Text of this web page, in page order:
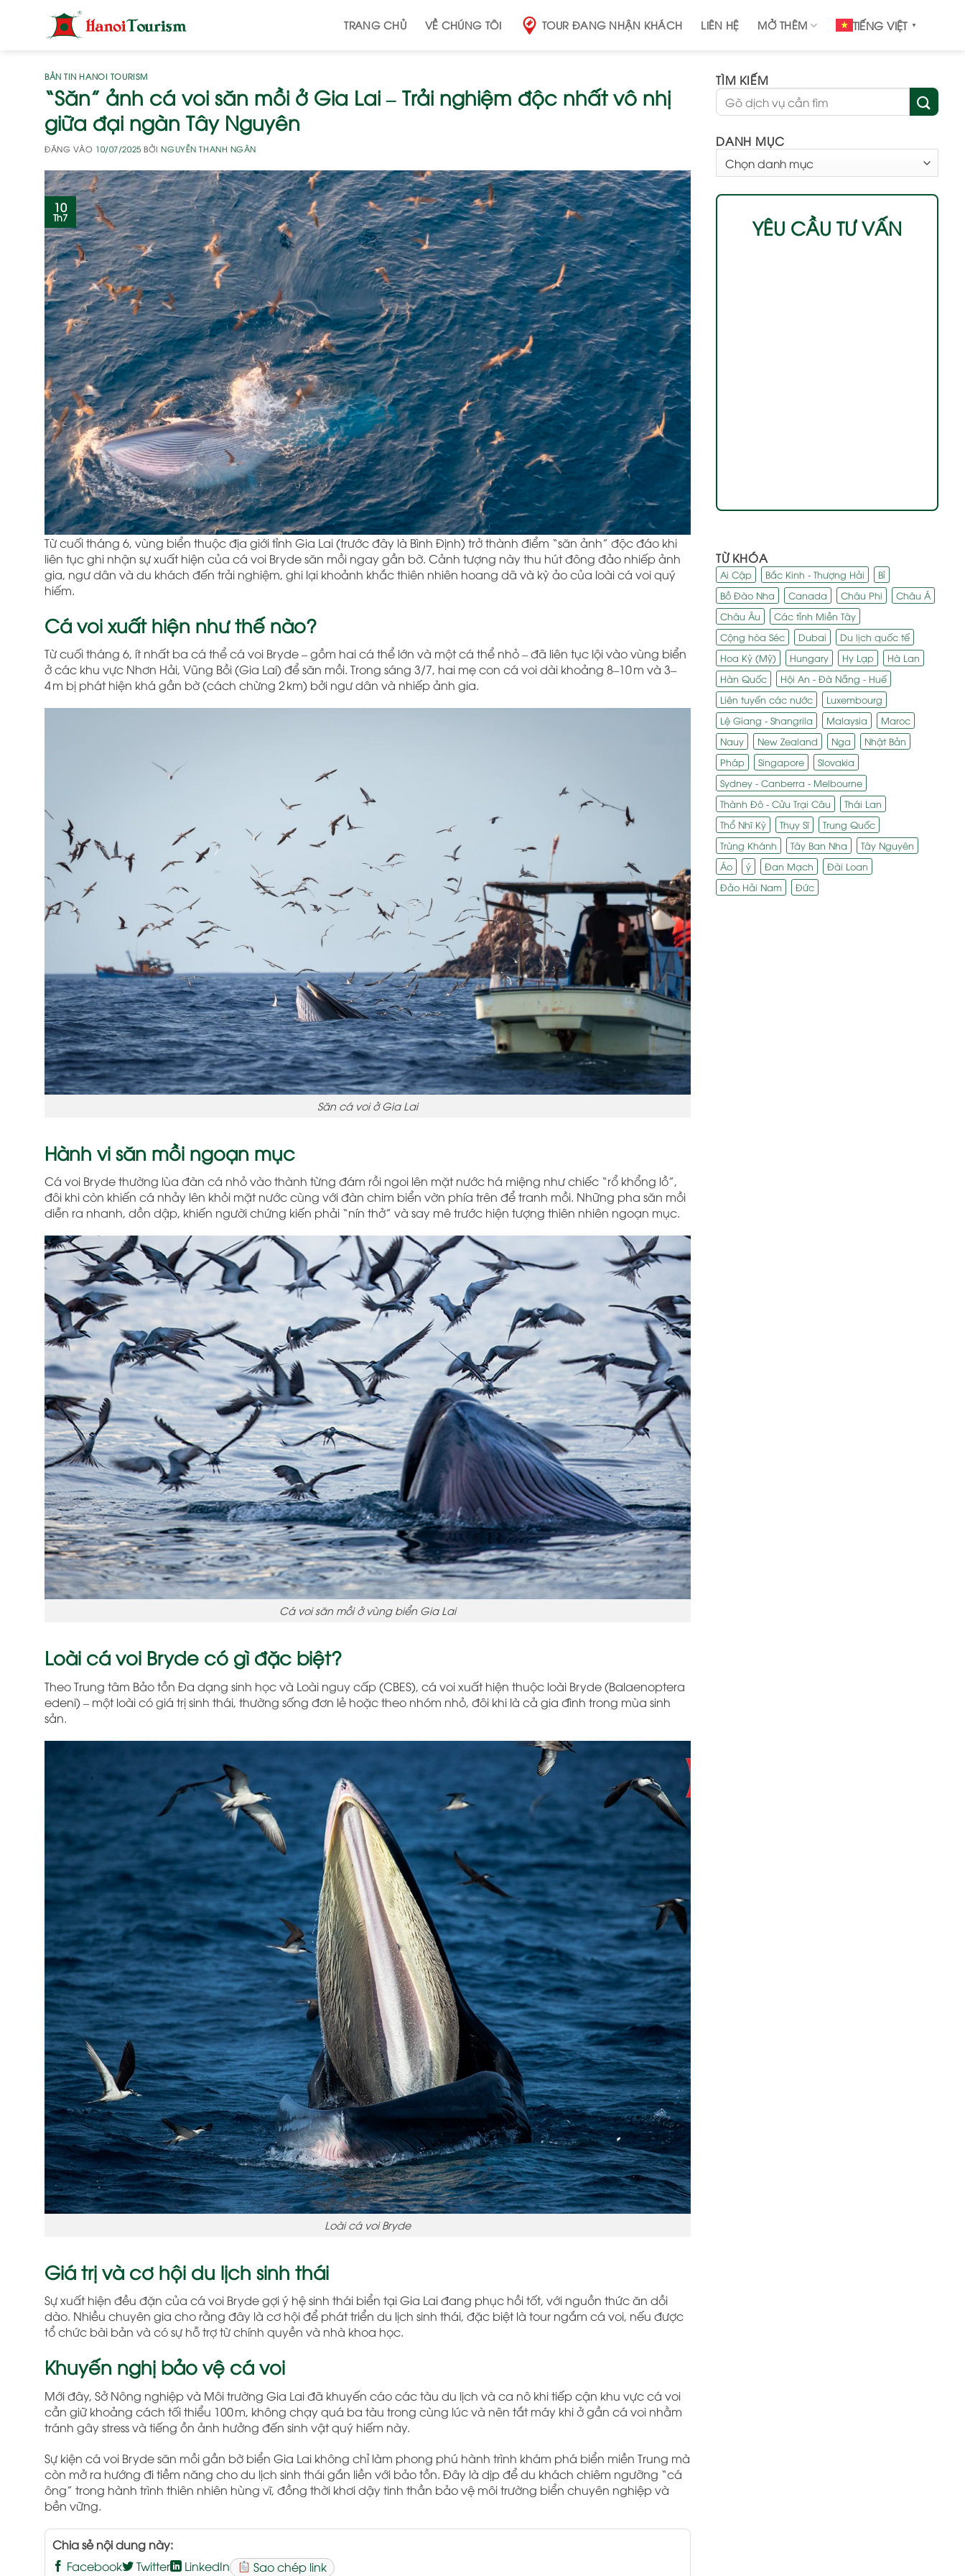
TRANG CHỦ VỀ CHÚNG TÔI TOUR ĐANG NHẬN KHÁCH LIÊN HỆ MỞ THÊM TIẾNG VIỆT ▼
BẢN TIN HANOI TOURISM
“Săn” ảnh cá voi săn mồi ở Gia Lai – Trải nghiệm độc nhất vô nhị
giữa đại ngàn Tây Nguyên
ĐĂNG VÀO 10/07/2025 BỞINGUYỄN THANH NGÂN
10
Th7
Từ cuối tháng 6, vùng biển thuộc địa giới tỉnh Gia Lai (trước đây là Bình Định) trở thành điểm “săn ảnh” độc đáo khi
liên tục ghi nhận sự xuất hiện của cá voi Bryde săn mồi ngay gần bờ. Cảnh tượng này thu hút đông đảo nhiếp ảnh
gia, ngư dân và du khách đến trải nghiệm, ghi lại khoảnh khắc thiên nhiên hoang dã và kỳ ảo của loài cá voi quý
hiếm.
Cá voi xuất hiện như thế nào?
Từ cuối tháng 6, ít nhất ba cá thể cá voi Bryde – gồm hai cá thể lớn và một cá thể nhỏ – đã liên tục lội vào vùng biển
ở các khu vực Nhơn Hải, Vũng Bồi (Gia Lai) để săn mồi. Trong sáng 3/7, hai mẹ con cá voi dài khoảng 8–10 m và 3–
4 m bị phát hiện khá gần bờ (cách chừng 2 km) bởi ngư dân và nhiếp ảnh gia.
Săn cá voi ở Gia Lai
Hành vi săn mồi ngoạn mục
Cá voi Bryde thường lùa đàn cá nhỏ vào thành từng đám rồi ngoi lên mặt nước há miệng như chiếc “rổ khổng lồ”,
đôi khi còn khiến cá nhảy lên khỏi mặt nước cùng với đàn chim biển vờn phía trên để tranh mồi. Những pha săn mồi
diễn ra nhanh, dồn dập, khiến người chứng kiến phải “nín thở” và say mê trước hiện tượng thiên nhiên ngoạn mục.
Cá voi săn mồi ở vùng biển Gia Lai
Loài cá voi Bryde có gì đặc biệt?
Theo Trung tâm Bảo tồn Đa dạng sinh học và Loài nguy cấp (CBES), cá voi xuất hiện thuộc loài Bryde (Balaenoptera
edeni) – một loài có giá trị sinh thái, thường sống đơn lẻ hoặc theo nhóm nhỏ, đôi khi là cả gia đình trong mùa sinh
sản.
Loài cá voi Bryde
Giá trị và cơ hội du lịch sinh thái
Sự xuất hiện đều đặn của cá voi Bryde gợi ý hệ sinh thái biển tại Gia Lai đang phục hồi tốt, với nguồn thức ăn dồi
dào. Nhiều chuyên gia cho rằng đây là cơ hội để phát triển du lịch sinh thái, đặc biệt là tour ngắm cá voi, nếu được
tổ chức bài bản và có sự hỗ trợ từ chính quyền và nhà khoa học.
Khuyến nghị bảo vệ cá voi
Mới đây, Sở Nông nghiệp và Môi trường Gia Lai đã khuyến cáo các tàu du lịch và ca nô khi tiếp cận khu vực cá voi
cần giữ khoảng cách tối thiểu 100 m, không chạy quá ba tàu trong cùng lúc và nên tắt máy khi ở gần cá voi nhằm
tránh gây stress và tiếng ồn ảnh hưởng đến sinh vật quý hiếm này.
Sự kiện cá voi Bryde săn mồi gần bờ biển Gia Lai không chỉ làm phong phú hành trình khám phá biển miền Trung mà
còn mở ra hướng đi tiềm năng cho du lịch sinh thái gắn liền với bảo tồn. Đây là dịp để du khách chiêm ngưỡng “cá
ông” trong hành trình thiên nhiên hùng vĩ, đồng thời khơi dậy tinh thần bảo vệ môi trường biển chuyên nghiệp và
bền vững.
Chia sẻ nội dung này:
Facebook
Twitter LinkedIn Sao chép link
TÌM KIẾM
DANH MỤC
MỤC
YÊU CẦU TƯ VẤN
TỪ KHÓA
Ai Cập Bắc Kinh - Thượng Hải
Bỉ
Bồ Đào Nha
Canada Châu Phi
Châu Á
Châu Âu
Các tỉnh Miền Tây
Cộng hòa Séc
Dubai
Du lịch quốc tế
Hoa Kỳ (Mỹ)
Hungary Hy Lạp
Hà Lan
Hàn Quốc
Hội An - Đà Nẵng - Huế
Liên tuyến các nước
Luxembourg
Lệ Giang - Shangrila
Malaysia
Maroc
Nauy
New Zealand Nga
Nhật Bản
Pháp
Singapore
Slovakia
Sydney - Canberra - Melbourne
Thành Đô - Cửu Trại Câu
Thái Lan
Thổ Nhĩ Kỳ
Thụy Sĩ
Trung Quốc
Trùng Khánh
Tây Ban Nha
Tây Nguyên
Áo
ý Đan Mạch
Đài Loan
Đảo Hải Nam
Đức